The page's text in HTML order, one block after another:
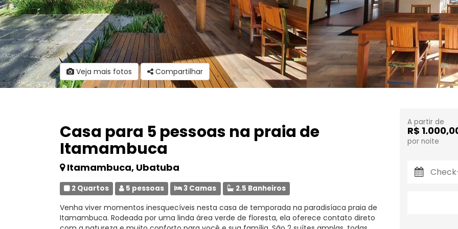
Veja mais fotos Compartilhar
Casa para 5 pessoas na praia de
Itamambuca
Itamambuca, Ubatuba
2 Quartos 5 pessoas 3 Camas 2.5 Banheiros
Venha viver momentos inesquecíveis nesta casa de temporada na paradisíaca praia de
Itamambuca. Rodeada por uma linda área verde de floresta, ela oferece contato direto
A partir de
R$
por noite